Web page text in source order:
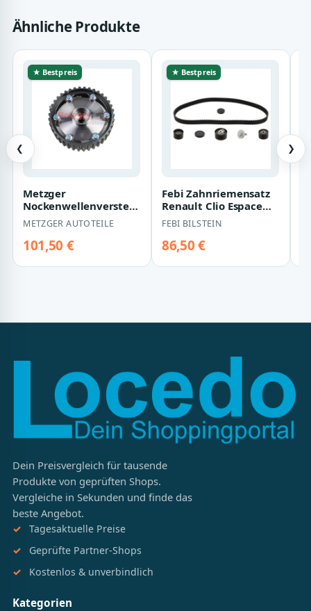
Ähnliche Produkte
❮
★ Bestpreis
Metzger
Nockenwellenversteller
Renault Clio Espace
Grand Laguna
Megane…
METZGER AUTOTEILE
101,50 €
★ Bestpreis
Febi Zahnriemensatz
Renault Clio Espace
Laguna Megane Sc?nic
FEBI BILSTEIN
86,50 €
❯
Dein Preisvergleich für tausende
Produkte von geprüften Shops.
Vergleiche in Sekunden und finde das
beste Angebot.
Tagesaktuelle Preise
Geprüfte Partner-Shops
Kostenlos & unverbindlich
Kategorien